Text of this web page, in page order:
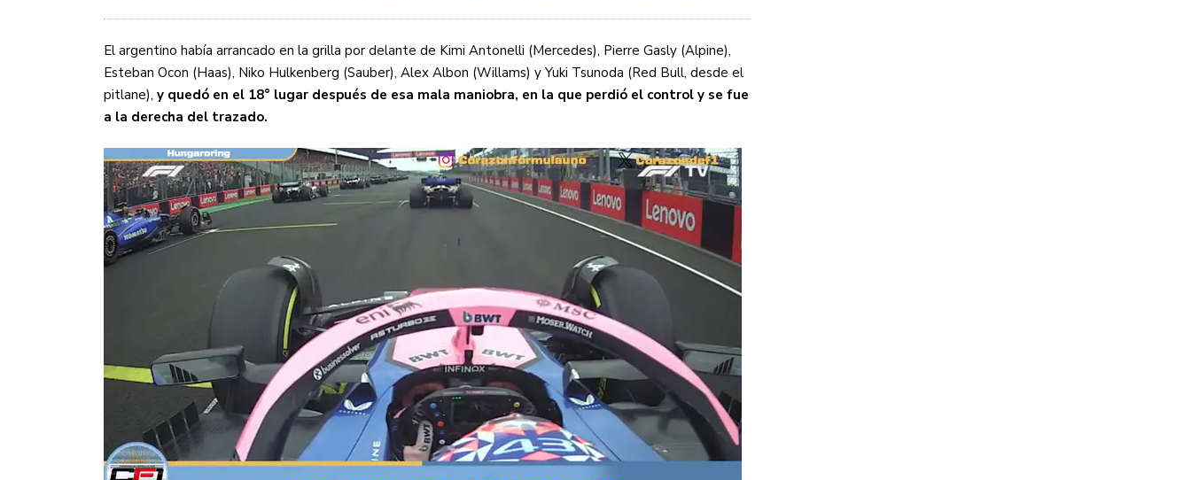
Las Panteras debutaron con una gran victoria ante Ecuador en la Copa
Sudamericana
Empieza el Clausura: las diez cosas que tenés que saber
El argentino había arrancado en la grilla por delante de Kimi Antonelli (Mercedes), Pierre Gasly (Alpine),
Esteban Ocon (Haas), Niko Hulkenberg (Sauber), Alex Albon (Willams) y Yuki Tsunoda (Red Bull, desde el
pitlane), y quedó en el 18° lugar después de esa mala maniobra, en la que perdió el control y se fue
a la derecha del trazado.